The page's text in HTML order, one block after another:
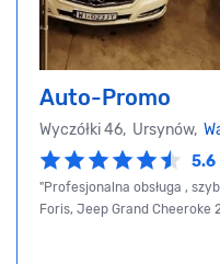
Auto-Promo
Wyczółki 46, Ursynów,
5.6
"Profesjonalna obsługa ,
Foris, Jeep Grand Cheeroke